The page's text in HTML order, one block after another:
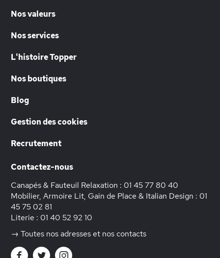
Nos valeurs
Nos services
L'histoire Topper
Nos boutiques
Blog
Gestion des cookies
Recrutement
Contactez-nous
Canapés & Fauteuil Relaxation : 01 45 77 80 40
Mobilier, Armoire Lit, Gain de Place & Italian Design : 01
45 75 02 81
Literie : 01 40 52 92 10
→ Toutes nos adresses et nos contacts